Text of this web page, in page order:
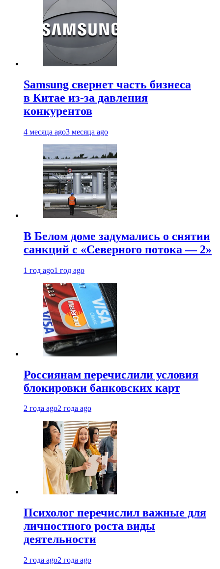
Samsung свернет часть бизнеса
в Китае из-за давления
конкурентов
4 месяца ago3 месяца ago
В Белом доме задумались о снятии
санкций с «Северного потока — 2»
1 год ago1 год ago
Россиянам перечислили условия
блокировки банковских карт
2 года ago2 года ago
Психолог перечислил важные для
личностного роста виды
деятельности
2 года ago2 года ago